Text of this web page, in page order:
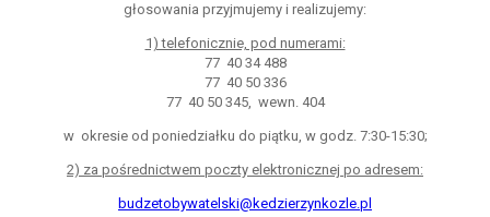
głosowania przyjmujemy i realizujemy:
1) telefonicznie, pod numerami:
77 40 34 488
77 40 50 336
77 40 50 345, wewn. 404
w okresie od poniedziałku do piątku, w godz. 7:30-15:30;
2) za pośrednictwem poczty elektronicznej po adresem:
budzetobywatelski@kedzierzynkozle.pl